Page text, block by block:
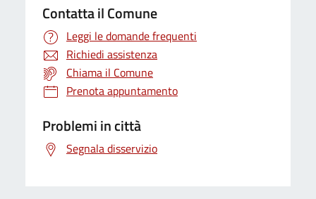
Contatta il Comune
Leggi le domande frequenti
Richiedi assistenza
Chiama il Comune
Prenota appuntamento
Problemi in città
Segnala disservizio